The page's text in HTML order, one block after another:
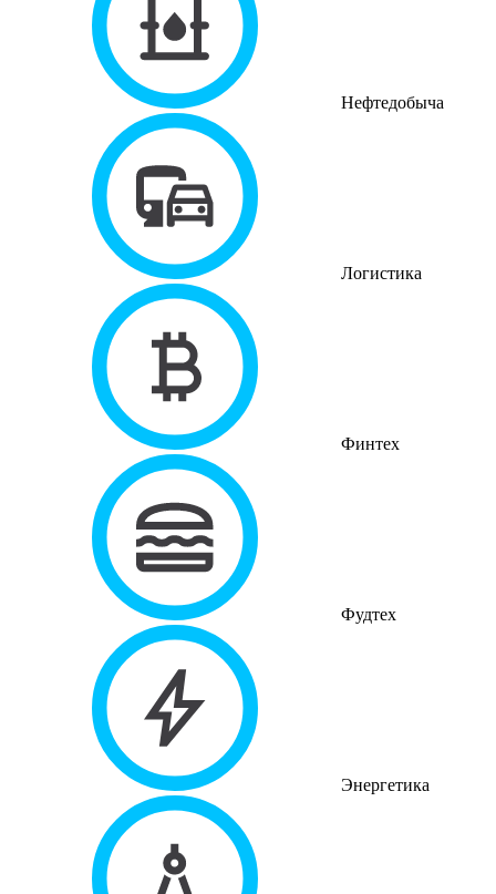
Нефтедобыча
Логистика
Финтех
Фудтех
Энергетика